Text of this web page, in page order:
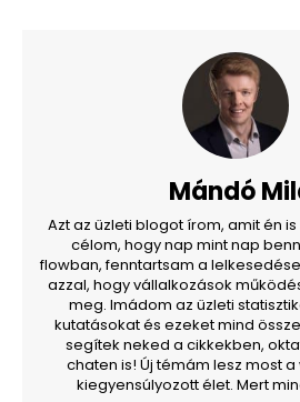
Mándó
Azt az üzleti blogot írom, amit én
célom, hogy nap mint nap
flowban, fenntartsam a
azzal, hogy vállalkozások
meg. Imádom az üzleti
kutatásokat és ezeket mind
segítek neked a cikkekben,
chaten is! Új témám lesz most
kiegyensúlyozott élet. Mert